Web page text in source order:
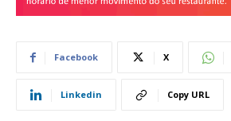
Facebook X
Linkedin Copy URL